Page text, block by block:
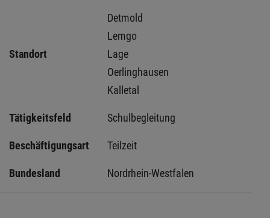
Standort
Detmold
Lemgo
Lage
Oerlinghausen
Kalletal
Tätigkeitsfeld Schulbegleitung
Beschäftigungsart Teilzeit
Bundesland Nordrhein-Westfalen